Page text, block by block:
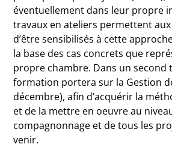
éventuellement dans leur propre
travaux en ateliers permettent
d’être sensibilisés à cette
la base des cas concrets que
propre chambre. Dans un second
formation portera sur la Gestion
décembre), afin d’acquérir la
et de la mettre en oeuvre au
compagnonnage et de tous les
venir.